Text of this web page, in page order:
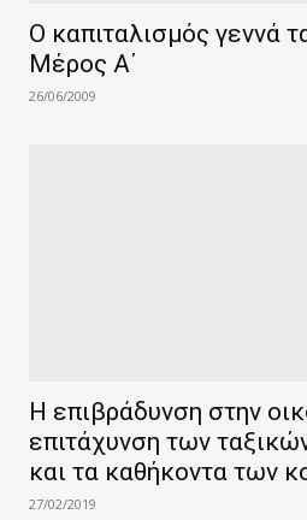
Ο καπιταλισμός γεννά
Μέρος Α΄
26/06/2009
Η επιβράδυνση στην
επιτάχυνση των
και τα καθήκοντα των
27/02/2019